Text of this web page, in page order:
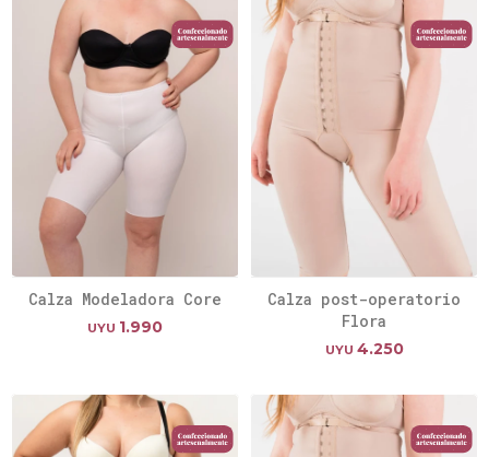
Calza Modeladora Core
UYU 1.990
Calza post-operatorio
Flora
UYU 4.250